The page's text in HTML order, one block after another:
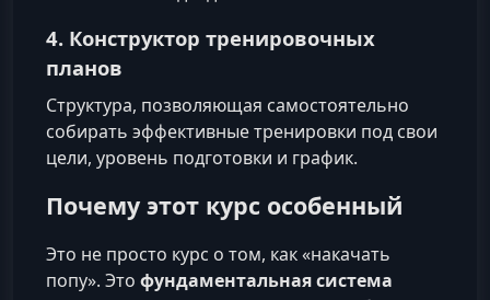
4. Конструктор тренировочных
планов
Структура, позволяющая самостоятельно
собирать эффективные тренировки под свои
цели, уровень подготовки и график.
Почему этот курс особенный
Это не просто курс о том, как «накачать
попу». Это фундаментальная система